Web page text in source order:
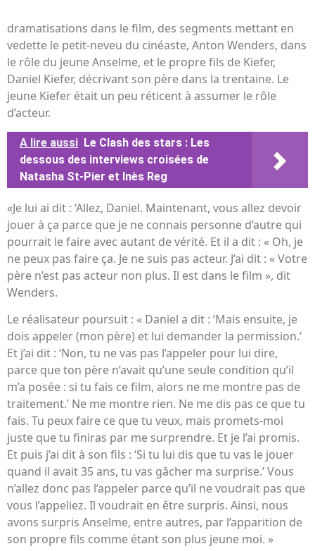
dramatisations dans le film, des segments mettant en
vedette le petit-neveu du cinéaste, Anton Wenders, dans
le rôle du jeune Anselme, et le propre fils de Kiefer,
Daniel Kiefer, décrivant son père dans la trentaine. Le
jeune Kiefer était un peu réticent à assumer le rôle
d’acteur.
A lire aussi Le Clash des stars : Les
dessous des interviews croisées de
Natasha St-Pier et Inès Reg
«Je lui ai dit : ‘Allez, Daniel. Maintenant, vous allez devoir
jouer à ça parce que je ne connais personne d’autre qui
pourrait le faire avec autant de vérité. Et il a dit : « Oh, je
ne peux pas faire ça. Je ne suis pas acteur. J’ai dit : « Votre
père n’est pas acteur non plus. Il est dans le film », dit
Wenders.
Le réalisateur poursuit : « Daniel a dit : ‘Mais ensuite, je
dois appeler (mon père) et lui demander la permission.’
Et j’ai dit : ‘Non, tu ne vas pas l’appeler pour lui dire,
parce que ton père n’avait qu’une seule condition qu’il
m’a posée : si tu fais ce film, alors ne me montre pas de
traitement.’ Ne me montre rien. Ne me dis pas ce que tu
fais. Tu peux faire ce que tu veux, mais promets-moi
juste que tu finiras par me surprendre. Et je l’ai promis.
Et puis j’ai dit à son fils : ‘Si tu lui dis que tu vas le jouer
quand il avait 35 ans, tu vas gâcher ma surprise.’ Vous
n’allez donc pas l’appeler parce qu’il ne voudrait pas que
vous l’appeliez. Il voudrait en être surpris. Ainsi, nous
avons surpris Anselme, entre autres, par l’apparition de
son propre fils comme étant son plus jeune moi. »